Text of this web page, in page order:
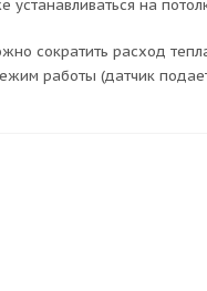
устанавливаться на
сократить расход
работы (датчик